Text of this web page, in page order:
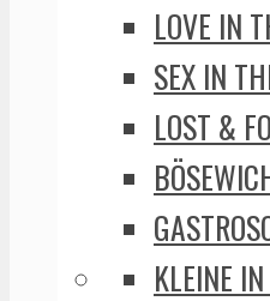
LOVE IN
SEX IN
LOST &
KLEINE IN